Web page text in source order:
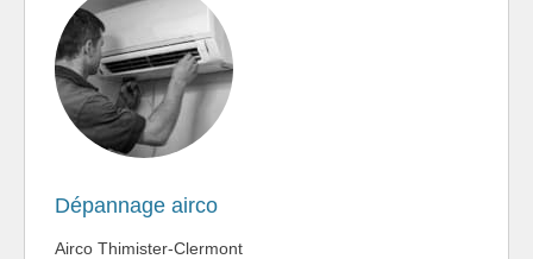
Dépannage airco
Airco Thimister-Clermont